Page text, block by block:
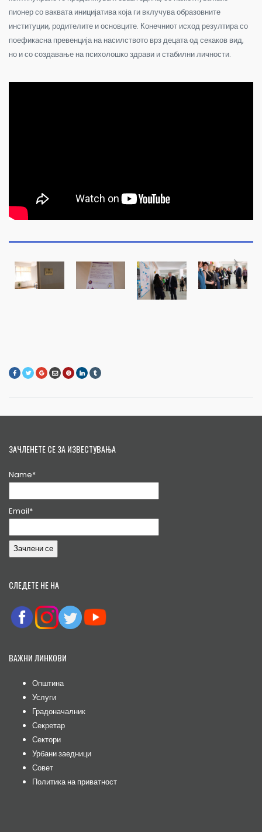
пионер со ваквата иницијатива која ги вклучува образовните
институции, родителите и основците. Конечниот исход резултира со
поефикасна превенција на насилството врз децата од секаков вид,
но и со создавање на психолошко здрави и стабилни личности.
ЗАЧЛЕНЕТЕ СЕ ЗА ИЗВЕСТУВАЊА
Name*
Email*
СЛЕДЕТЕ НЕ НА
ВАЖНИ ЛИНКОВИ
Општина
Услуги
Градоначалник
Секретар
Сектори
Урбани заедници
Совет
Политика на приватност